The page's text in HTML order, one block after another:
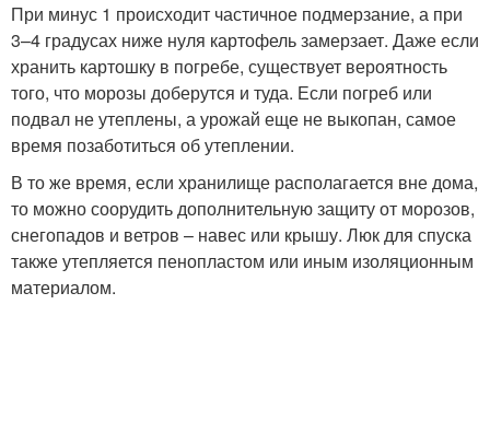
При минус 1 происходит частичное подмерзание, а при
3–4 градусах ниже нуля картофель замерзает. Даже если
хранить картошку в погребе, существует вероятность
того, что морозы доберутся и туда. Если погреб или
подвал не утеплены, а урожай еще не выкопан, самое
время позаботиться об утеплении.
В то же время, если хранилище располагается вне дома,
то можно соорудить дополнительную защиту от морозов,
снегопадов и ветров – навес или крышу. Люк для спуска
также утепляется пенопластом или иным изоляционным
материалом.